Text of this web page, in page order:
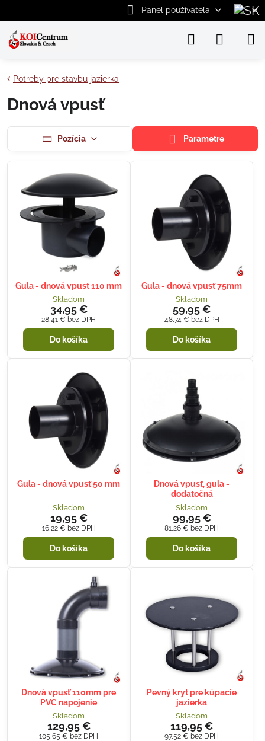
Panel používateľa
Potreby pre stavbu jazierka
Dnová vpusť
Pozícia Parametre
Gula - dnová vpust 110 mm
Skladom
34,95 €
28,41 € bez DPH
Do košíka
Gula - dnová vpusť 75mm
Skladom
59,95 €
48,74 € bez DPH
Do košíka
Gula - dnová vpusť 50 mm
Skladom
19,95 €
16,22 € bez DPH
Do košíka
Dnová vpusť, gula -
dodatočná
Skladom
99,95 €
81,26 € bez DPH
Do košíka
Dnová vpusť 110mm pre
PVC napojenie
Skladom
129,95 €
105,65 € bez DPH
Pevný kryt pre kúpacie
jazierka
Skladom
119,95 €
97,52 € bez DPH